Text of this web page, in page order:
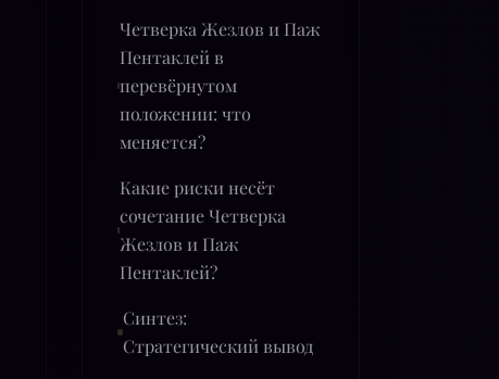
Пентаклей в
перевёрнутом
положении: что
меняется?
сочетание Четверка
Жезлов и Паж
Пентаклей?
Стратегический вывод